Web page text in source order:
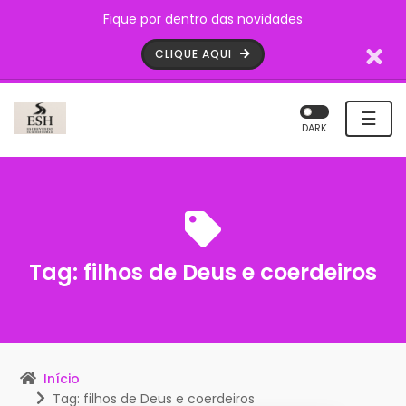
Fique por dentro das novidades
CLIQUE AQUI
☰
DARK
Tag: filhos de Deus e coerdeiros
Início
Tag: filhos de Deus e coerdeiros